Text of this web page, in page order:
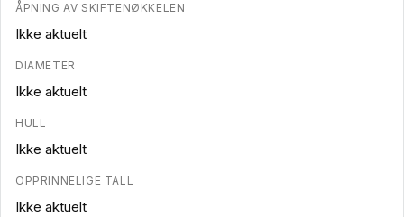
ÅPNING AV SKIFTENØKKELEN
Ikke aktuelt
DIAMETER
Ikke aktuelt
HULL
Ikke aktuelt
OPPRINNELIGE TALL
Ikke aktuelt